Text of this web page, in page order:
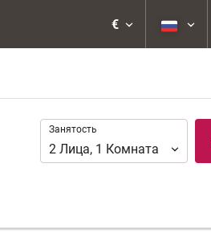
€
Занятость
Занятость
2 Лица, 1 Комната